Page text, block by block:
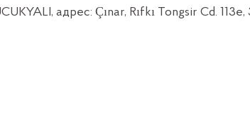
адрес: Çınar, Rıfkı Tongsir Cd.